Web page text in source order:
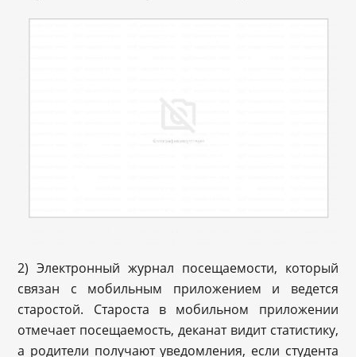
2) Электронный журнал посещаемости, который
связан с мобильным приложением и ведется
старостой. Староста в мобильном приложении
отмечает посещаемость, деканат видит статистику,
а родители получают уведомления, если студента